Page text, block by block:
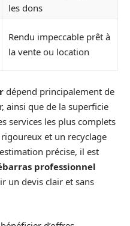
les dons
Rendu impeccable prêt à
la vente ou location
dépend principalement de
ainsi que de la superficie
services les plus complets
et un recyclage
précise, il est
professionnel
un devis clair et sans